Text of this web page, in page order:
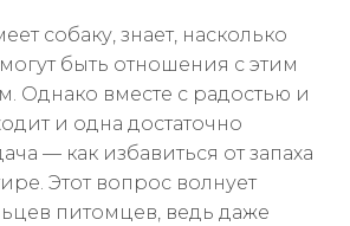
собаку, знает, насколько
быть отношения с этим
Однако вместе с радостью и
и одна достаточно
— как избавиться от запаха
Этот вопрос волнует
питомцев, ведь даже